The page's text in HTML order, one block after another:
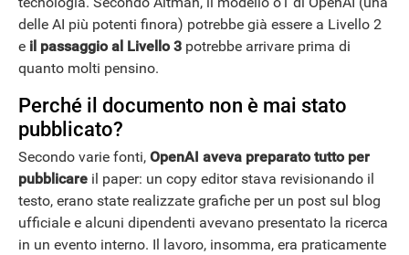
delle AI più potenti finora) potrebbe già essere a Livello 2
e il passaggio al Livello 3 potrebbe arrivare prima di
quanto molti pensino.
Perché il documento non è mai stato
pubblicato?
Secondo varie fonti, OpenAI aveva preparato tutto per
pubblicare il paper: un copy editor stava revisionando il
testo, erano state realizzate grafiche per un post sul blog
ufficiale e alcuni dipendenti avevano presentato la ricerca
in un evento interno. Il lavoro, insomma, era praticamente